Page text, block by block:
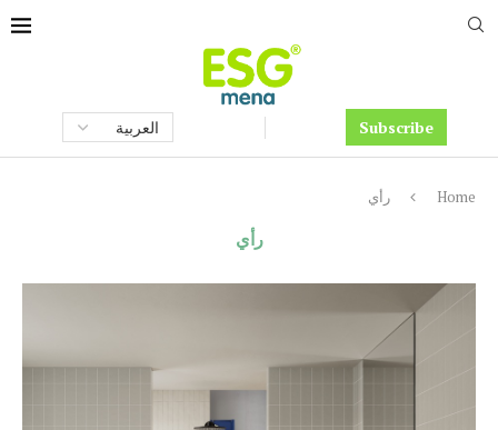
Subscribe
Home رأي
رأي